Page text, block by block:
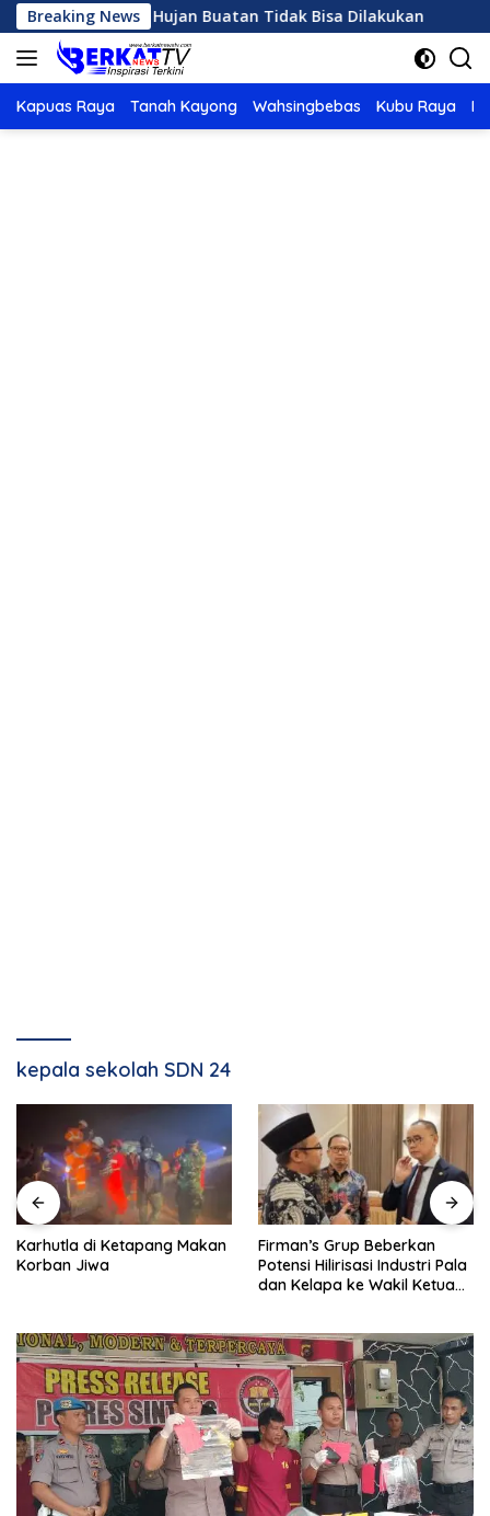
Langsung
ke
konten
Breaking News
OMC Hujan Buatan Tidak Bisa Dilakukan
Kapuas Raya Tanah Kayong Wahsingbebas Kubu Raya
kepala sekolah SDN 24
Karhutla di Ketapang Makan
Korban Jiwa
Firman’s Grup Beberkan
Potensi Hilirisasi Industri Pala
dan Kelapa ke Wakil Ketua